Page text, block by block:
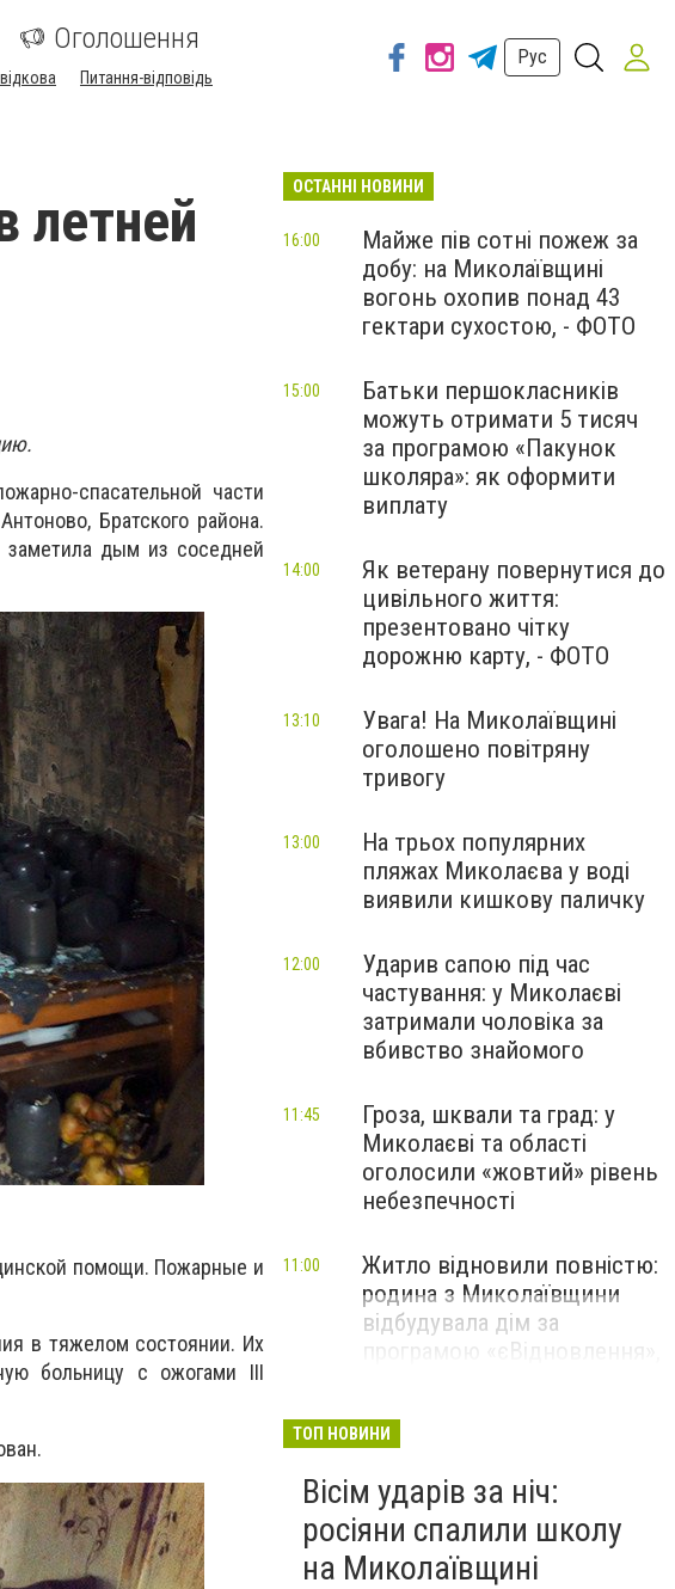
Оголошення
Питання-відповідь
Рус
летней
спасательной части
Братского района.
заметила дым из соседней
помощи. Пожарные и
в тяжелом состоянии. Их
больницу с ожогами III
ОСТАННІ НОВИНИ
Майже пів сотні пожеж за
добу: на Миколаївщині
вогонь охопив понад 43
гектари сухостою, - ФОТО
16:00
Батьки першокласників
можуть отримати 5 тисяч
за програмою «Пакунок
школяра»: як оформити
виплату
15:00
Як ветерану повернутися до
цивільного життя:
презентовано чітку
дорожню карту, - ФОТО
14:00
Увага! На Миколаївщині
оголошено повітряну
тривогу
13:10
На трьох популярних
пляжах Миколаєва у воді
виявили кишкову паличку
13:00
Ударив сапою під час
частування: у Миколаєві
затримали чоловіка за
вбивство знайомого
12:00
Гроза, шквали та град: у
Миколаєві та області
оголосили «жовтий» рівень
небезпечності
11:45
Житло відновили повністю:
родина з Миколаївщини
відбудувала дім за
програмою «єВідновлення»,
11:00
ТОП НОВИНИ
Вісім ударів за ніч:
росіяни спалили школу
на Миколаївщині